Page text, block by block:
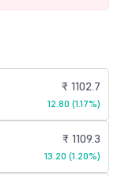
₹ 1102.7
12.80 (1.17%)
₹ 1109.3
13.20 (1.20%)